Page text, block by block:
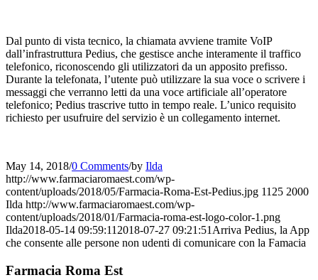
Dal punto di vista tecnico, la chiamata avviene tramite VoIP
dall’infrastruttura Pedius, che gestisce anche interamente il traffico
telefonico, riconoscendo gli utilizzatori da un apposito prefisso.
Durante la telefonata, l’utente può utilizzare la sua voce o scrivere i
messaggi che verranno letti da una voce artificiale all’operatore
telefonico; Pedius trascrive tutto in tempo reale. L’unico requisito
richiesto per usufruire del servizio è un collegamento internet.
May 14, 2018/0 Comments/by Ilda
http://www.farmaciaromaest.com/wp-
content/uploads/2018/05/Farmacia-Roma-Est-Pedius.jpg 1125 2000
Ilda http://www.farmaciaromaest.com/wp-
content/uploads/2018/01/Farmacia-roma-est-logo-color-1.png
Ilda2018-05-14 09:59:11 2018-07-27 09:21:51 Arriva Pedius, la App
che consente alle persone non udenti di comunicare con la Famacia
Farmacia Roma Est